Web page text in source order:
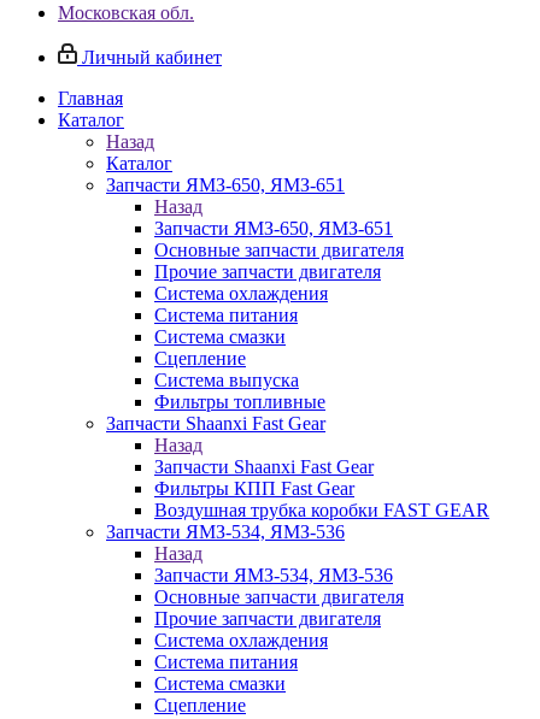
Московская обл.
Личный кабинет
Главная
Каталог
Назад
Каталог
Запчасти ЯМЗ-650, ЯМЗ-651
Назад
Запчасти ЯМЗ-650, ЯМЗ-651
Основные запчасти двигателя
Прочие запчасти двигателя
Система охлаждения
Система питания
Система смазки
Сцепление
Система выпуска
Фильтры топливные
Запчасти Shaanxi Fast Gear
Назад
Запчасти Shaanxi Fast Gear
Фильтры КПП Fast Gear
Воздушная трубка коробки FAST GEAR
Запчасти ЯМЗ-534, ЯМЗ-536
Назад
Запчасти ЯМЗ-534, ЯМЗ-536
Основные запчасти двигателя
Прочие запчасти двигателя
Система охлаждения
Система питания
Система смазки
Сцепление